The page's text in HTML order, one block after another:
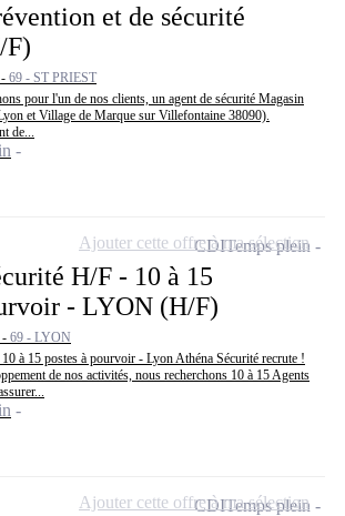
et de sécurité
F)
69 - ST PRIEST
pour l'un de nos clients, un agent de sécurité Magasin
et Village de Marque sur Villefontaine 38090).
de...
H/F - 10 à 15
- LYON (H/F)
- 69 - LYON
à 15 postes à pourvoir - Lyon Athéna Sécurité recrute !
de nos activités, nous recherchons 10 à 15 Agents
CDITemps plein
Ajouter cette offre à ma sélection
CDITemps plein
Ajouter cette offre à ma sélection